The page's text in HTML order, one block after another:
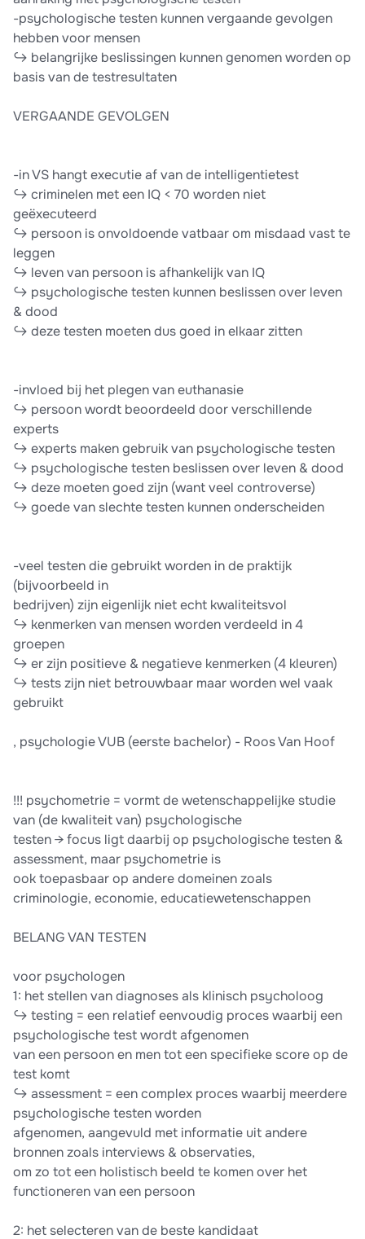
-psychologische testen kunnen vergaande gevolgen
hebben voor mensen
↪ belangrijke beslissingen kunnen genomen worden op
basis van de testresultaten
VERGAANDE GEVOLGEN
-in VS hangt executie af van de intelligentietest
↪ criminelen met een IQ < 70 worden niet
geëxecuteerd
↪ persoon is onvoldoende vatbaar om misdaad vast te
leggen
↪ leven van persoon is afhankelijk van IQ
↪ psychologische testen kunnen beslissen over leven
& dood
↪ deze testen moeten dus goed in elkaar zitten
-invloed bij het plegen van euthanasie
↪ persoon wordt beoordeeld door verschillende
experts
↪ experts maken gebruik van psychologische testen
↪ psychologische testen beslissen over leven & dood
↪ deze moeten goed zijn (want veel controverse)
↪ goede van slechte testen kunnen onderscheiden
-veel testen die gebruikt worden in de praktijk
(bijvoorbeeld in
bedrijven) zijn eigenlijk niet echt kwaliteitsvol
↪ kenmerken van mensen worden verdeeld in 4
groepen
↪ er zijn positieve & negatieve kenmerken (4 kleuren)
↪ tests zijn niet betrouwbaar maar worden wel vaak
gebruikt
, psychologie VUB (eerste bachelor) - Roos Van Hoof
!!! psychometrie = vormt de wetenschappelijke studie
van (de kwaliteit van) psychologische
testen → focus ligt daarbij op psychologische testen &
assessment, maar psychometrie is
ook toepasbaar op andere domeinen zoals
criminologie, economie, educatiewetenschappen
BELANG VAN TESTEN
voor psychologen
1: het stellen van diagnoses als klinisch psycholoog
↪ testing = een relatief eenvoudig proces waarbij een
psychologische test wordt afgenomen
van een persoon en men tot een specifieke score op de
test komt
↪ assessment = een complex proces waarbij meerdere
psychologische testen worden
afgenomen, aangevuld met informatie uit andere
bronnen zoals interviews & observaties,
om zo tot een holistisch beeld te komen over het
functioneren van een persoon
2: het selecteren van de beste kandidaat